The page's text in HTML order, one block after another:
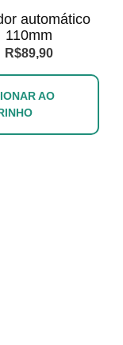
automático
110mm
R$89,90
AO